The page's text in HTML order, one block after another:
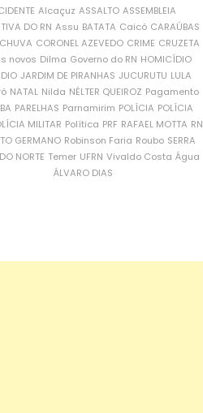
Alcaçuz ASSALTO ASSEMBLEIA
DO RN Assu BATATA Caicó CARAÚBAS
CORONEL AZEVEDO CRIME CRUZETA
novos Dilma Governo do RN HOMICÍDIO
JARDIM DE PIRANHAS JUCURUTU LULA
NATAL Nilda NÉLTER QUEIROZ Pagamento
PARELHAS Parnamirim POLÍCIA POLÍCIA
MILITAR Política PRF RAFAEL MOTTA RN
GERMANO Robinson Faria Roubo SERRA
NORTE Temer UFRN Vivaldo Costa Água
ÁLVARO DIAS